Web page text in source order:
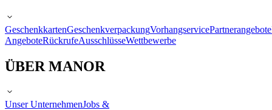
GeschenkkartenGeschenkverpackungVorhangservicePartnerangebote
AngeboteRückrufeAusschlüsseWettbewerbe
ÜBER MANOR
Unser UnternehmenJobs &